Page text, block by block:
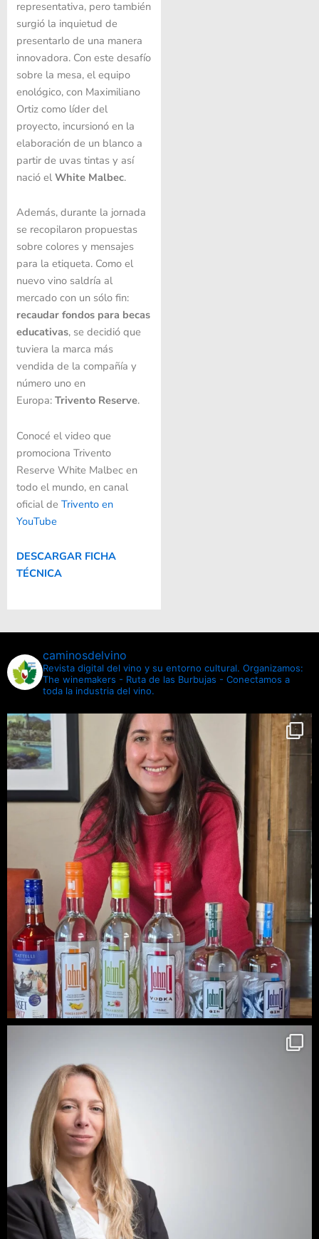
representativa, pero también
surgió la inquietud de
presentarlo de una manera
innovadora. Con este desafío
sobre la mesa, el equipo
enológico, con Maximiliano
Ortiz como líder del
proyecto, incursionó en la
elaboración de un blanco a
partir de uvas tintas y así
nació el White Malbec.
Además, durante la jornada
se recopilaron propuestas
sobre colores y mensajes
para la etiqueta. Como el
nuevo vino saldría al
mercado con un sólo fin:
recaudar fondos para becas
educativas, se decidió que
tuviera la marca más
vendida de la compañía y
número uno en
Europa: Trivento Reserve.
Conocé el video que
promociona Trivento
Reserve White Malbec en
todo el mundo, en canal
oficial de Trivento en
YouTube
DESCARGAR FICHA
TÉCNICA
caminosdelvino
Revista digital del vino y su entorno cultural. Organizamos:
The winemakers - Ruta de las Burbujas - Conectamos a
toda la industria del vino.